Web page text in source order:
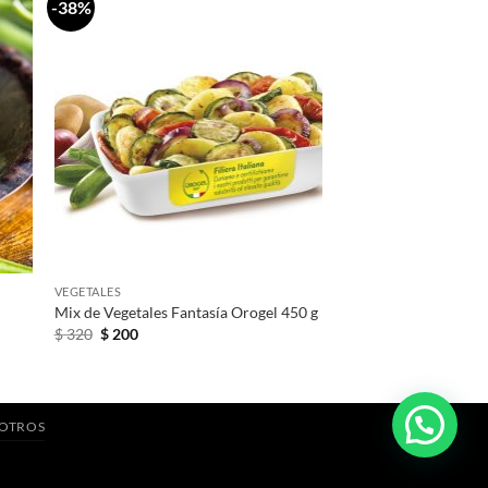
-38%
VEGETALES
Mix de Vegetales Fantasía Orogel 450 g
$320 El
$200El